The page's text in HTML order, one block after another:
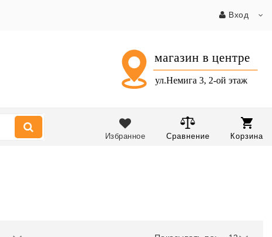
Вход
Корзина
Сравнение
Избранное